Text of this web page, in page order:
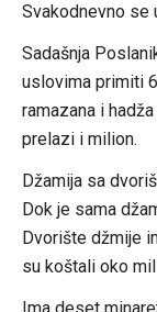
Svakodnevno se
Sadašnja
uslovima primiti
ramazana i
prelazi i milion.
Džamija sa
Dok je sama
Dvorište džmije
su koštali oko
Ima deset